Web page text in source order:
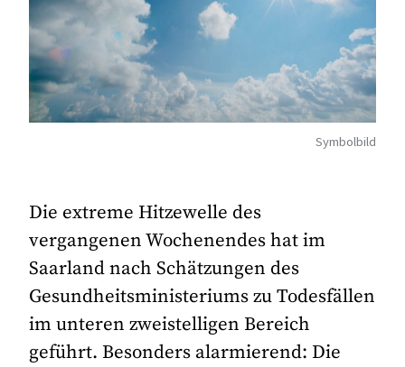
Symbolbild
Die extreme Hitzewelle des
vergangenen Wochenendes hat im
Saarland nach Schätzungen des
Gesundheitsministeriums zu Todesfällen
im unteren zweistelligen Bereich
geführt. Besonders alarmierend: Die